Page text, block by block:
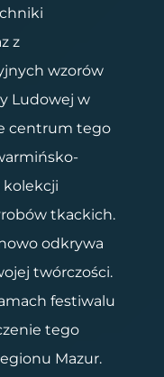
z
wzorów
Ludowej w
centrum tego
kolekcji
tkackich.
odkrywa
twórczości.
festiwalu
tego
Mazur.